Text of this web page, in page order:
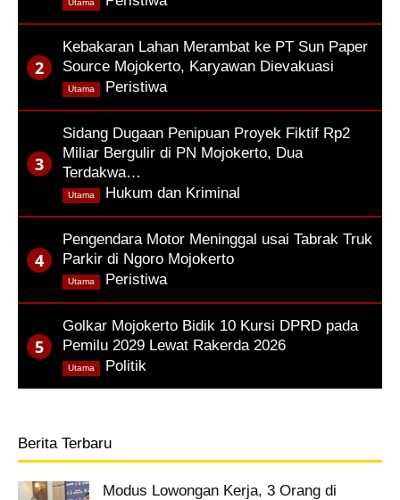
Utama
Kebakaran Lahan Merambat ke PT Sun Paper
Source Mojokerto, Karyawan Dievakuasi
Peristiwa,
Utama
Sidang Dugaan Penipuan Proyek Fiktif Rp2
Miliar Bergulir di PN Mojokerto, Dua
Terdakwa…
Hukum dan Kriminal
Utama
Pengendara Motor Meninggal usai Tabrak Truk
Parkir di Ngoro Mojokerto
Peristiwa,
Utama
Golkar Mojokerto Bidik 10 Kursi DPRD pada
Pemilu 2029 Lewat Rakerda 2026
Politik
Utama
Berita Terbaru
Modus Lowongan Kerja, 3 Orang di